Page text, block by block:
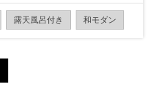
露天風呂付き 和モダン